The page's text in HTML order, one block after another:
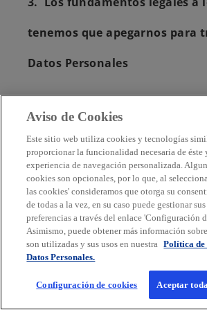
tenemos que apegarnos para
Datos Personales
KPMG por lo general recopila
Datos Personales necesarios
con su solicitud. Cuando se
información adicional y
notificará en el momento de la
La Legislación en México nos
los Datos Personales, mientras
finalidad legítima para hacerlo.
exige que informemos cuáles
finalidades. En consecuencia,
en una de las siguientes
Aviso de Cookies
Este sitio web utiliza cookies y tecnologías
proporcionar la funcionalidad necesaria de éste
experiencia de navegación personalizada.
cookies son opcionales, por lo que, al
las cookies' consideramos que otorga su
de todas a la vez, en su caso puede gestionar
preferencias a través del enlace 'Configuración
Asimismo, puede obtener más información
son utilizadas y sus usos en nuestra Política de
Datos Personales.
Configuración de cookies Aceptar